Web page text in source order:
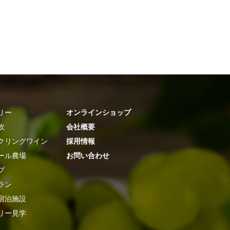
ー
リングワイン
ル農場
ン
泊施設
ー見学
オンラインショップ
会社概要
採用情報
お問い合わせ